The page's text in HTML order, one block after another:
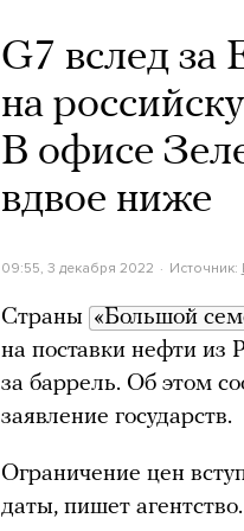
G7 вслед за
на
В офисе
вдвое ниже
09:55, 3 декабря 2022 Источник:
Страны «Большой
на поставки нефти из
за баррель. Об этом
заявление государств.
Ограничение цен
даты, пишет агентство.